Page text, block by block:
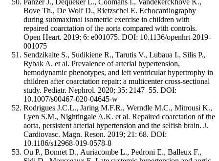
Panzer J., Dequeker L., Coomans I., Vandekerckhove K.,
Bove Th., De Wolf D., Rietzschel E. Echocardiography
during submaximal isometric exercise in children with
repaired coarctation of the aorta compared with controls.
Open Heart. 2019; 6: e001075. DOI: 10.1136/openhrt-2019-
001075
Sendzikaite S., Sudikiene R., Tarutis V., Lubaua I., Silis P.,
Rybak A. et al. Prevalence of arterial hypertension,
hemodynamic phenotypes, and left ventricular hypertrophy in
children after coarctation repair: a multicenter cross-sectional
study. Pediatr. Nephrol. 2020; 35: 2147–55. DOI:
10.1007/s00467-020-04645-w
Rodrigues J.C.L., Jaring M.F.R., Werndle M.C., Mitrousi K.,
Lyen S.M., Nightingale A.K. et al. Repaired coarctation of the
aorta, persistent arterial hypertension and the selfish brain. J.
Cardiovasc. Magn. Reson. 2019; 21: 68. DOI:
10.1186/s12968-019-0578-8
Ou P., Bonnet D., Auriacombe L., Pedroni E., Balleux F.,